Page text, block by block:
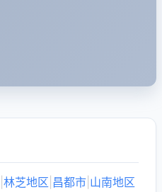
林芝地区 昌都市 山南地区